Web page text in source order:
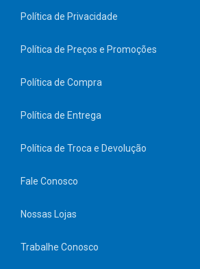
Política de Privacidade
Política de Preços e Promoções
Política de Compra
Política de Entrega
Política de Troca e Devolução
Fale Conosco
Nossas Lojas
Trabalhe Conosco